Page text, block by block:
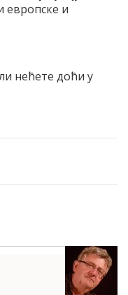
европске и
нећете доћи у